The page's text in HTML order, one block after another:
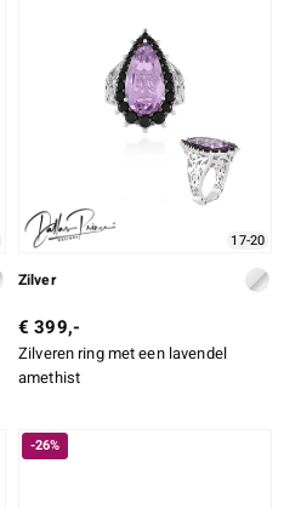
17-20
Zilver
€ 399,-
Zilveren ring met een lavendel
amethist
-26%